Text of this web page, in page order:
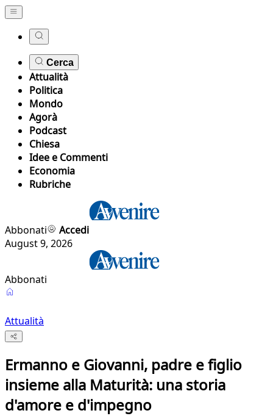
Cerca
Attualità
Politica
Mondo
Agorà
Podcast
Chiesa
Idee e Commenti
Economia
Rubriche
Abbonati
Accedi
August 9, 2026
Abbonati
Attualità
Ermanno e Giovanni, padre e figlio
insieme alla Maturità: una storia
d'amore e d'impegno